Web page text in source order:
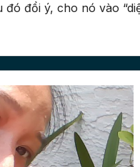
đổi ý, cho nó vào